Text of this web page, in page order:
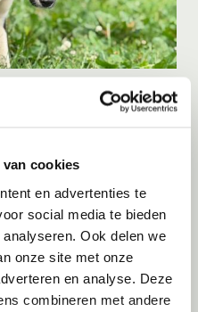
cookies
en advertenties te
social media te bieden
Ook delen we
onze site met onze
en analyse. Deze
combineren met andere